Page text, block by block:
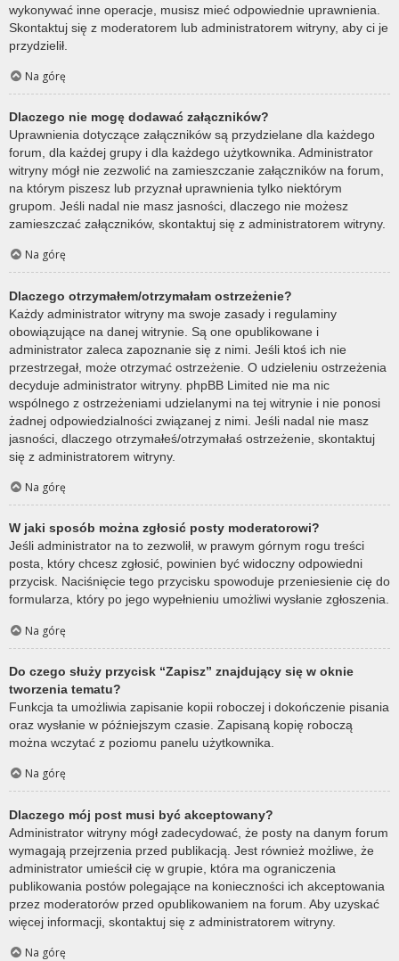
wykonywać inne operacje, musisz mieć odpowiednie uprawnienia.
Skontaktuj się z moderatorem lub administratorem witryny, aby ci je
przydzielił.
Na górę
Dlaczego nie mogę dodawać załączników?
Uprawnienia dotyczące załączników są przydzielane dla każdego
forum, dla każdej grupy i dla każdego użytkownika. Administrator
witryny mógł nie zezwolić na zamieszczanie załączników na forum,
na którym piszesz lub przyznał uprawnienia tylko niektórym
grupom. Jeśli nadal nie masz jasności, dlaczego nie możesz
zamieszczać załączników, skontaktuj się z administratorem witryny.
Na górę
Dlaczego otrzymałem/otrzymałam ostrzeżenie?
Każdy administrator witryny ma swoje zasady i regulaminy
obowiązujące na danej witrynie. Są one opublikowane i
administrator zaleca zapoznanie się z nimi. Jeśli ktoś ich nie
przestrzegał, może otrzymać ostrzeżenie. O udzieleniu ostrzeżenia
decyduje administrator witryny. phpBB Limited nie ma nic
wspólnego z ostrzeżeniami udzielanymi na tej witrynie i nie ponosi
żadnej odpowiedzialności związanej z nimi. Jeśli nadal nie masz
jasności, dlaczego otrzymałeś/otrzymałaś ostrzeżenie, skontaktuj
się z administratorem witryny.
Na górę
W jaki sposób można zgłosić posty moderatorowi?
Jeśli administrator na to zezwolił, w prawym górnym rogu treści
posta, który chcesz zgłosić, powinien być widoczny odpowiedni
przycisk. Naciśnięcie tego przycisku spowoduje przeniesienie cię do
formularza, który po jego wypełnieniu umożliwi wysłanie zgłoszenia.
Na górę
Do czego służy przycisk “Zapisz” znajdujący się w oknie
tworzenia tematu?
Funkcja ta umożliwia zapisanie kopii roboczej i dokończenie pisania
oraz wysłanie w późniejszym czasie. Zapisaną kopię roboczą
można wczytać z poziomu panelu użytkownika.
Na górę
Dlaczego mój post musi być akceptowany?
Administrator witryny mógł zadecydować, że posty na danym forum
wymagają przejrzenia przed publikacją. Jest również możliwe, że
administrator umieścił cię w grupie, która ma ograniczenia
publikowania postów polegające na konieczności ich akceptowania
przez moderatorów przed opublikowaniem na forum. Aby uzyskać
więcej informacji, skontaktuj się z administratorem witryny.
Na górę